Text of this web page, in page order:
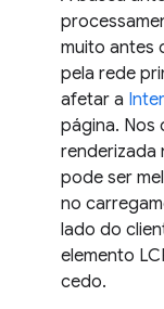
muito antes
pela rede
afetar a
página. Nos
renderizada
pode ser
no
lado do
elemento
cedo.